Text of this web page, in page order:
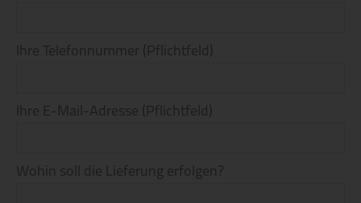
dieses
Ihre Telefonnummer (Pflichtfeld)
Ihre E-Mail-Adresse (Pflichtfeld)
Wohin soll die Lieferung erfolgen?